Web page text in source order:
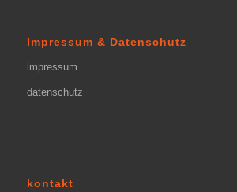
Impressum & Datenschutz
impressum
datenschutz
kontakt